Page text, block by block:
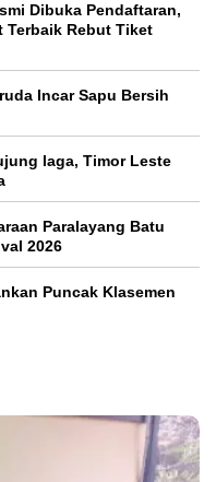
Dibuka Pendaftaran,
Terbaik Rebut Tiket
Incar Sapu Bersih
laga, Timor Leste
Paralayang Batu
2026
Puncak Klasemen